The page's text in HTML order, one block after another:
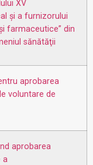
XV
şi a furnizorului
farmaceutice” din
sănătăţii
aprobarea
voluntare de
aprobarea
a